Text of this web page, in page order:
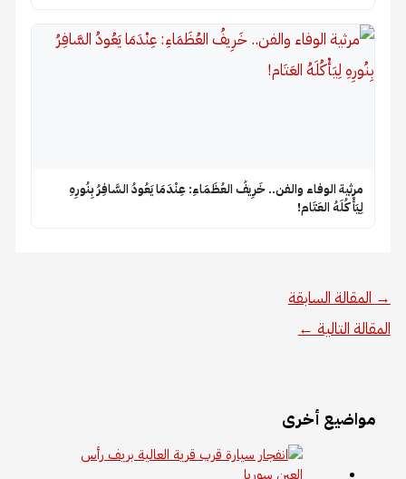
​مرثية الوفاء والفن.. خَرِيفُ العُظَمَاءِ: عِنْدَمَا يَعُودُ السَّافِرُ بِنُورِهِ
لِيَأْكُلَهُ العَتَام!
→ المقالة السابقة
المقالة التالية ←
مواضيع أخرى